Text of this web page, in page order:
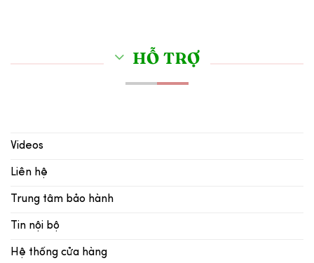
HỖ TRỢ
Videos
Liên hệ
Trung tâm bảo hành
Tin nội bộ
Hệ thống cửa hàng